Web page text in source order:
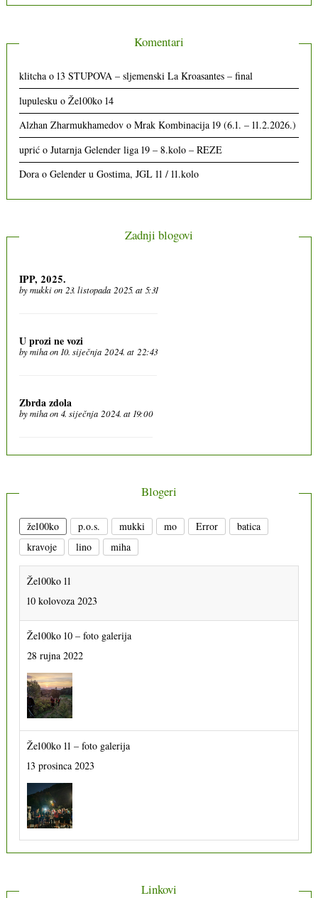
Komentari
klitcha o13 STUPOVA – sljemenski La Kroasantes – final
lupulesku oŽe100ko 14
Alzhan Zharmukhamedov oMrak Kombinacija 19 (6.1. – 11.2.2026.)
uprić oJutarnja Gelender liga 19 – 8.kolo – REZE
Dora oGelender u Gostima, JGL 11 / 11.kolo
Zadnji blogovi
IPP, 2025.
bymukkion 23. listopada 2025. at 5:31
U prozi ne vozi
bymihaon 10. siječnja 2024. at 22:43
Zbrda zdola
bymihaon 4. siječnja 2024. at 19:00
Blogeri
že100ko p.o.s. mukki mo Error
batica
kravoje
lino miha
Že100ko 11
10 kolovoza 2023
Že100ko 10 – foto galerija
28 rujna 2022
Že100ko 11 – foto galerija
13 prosinca 2023
Linkovi